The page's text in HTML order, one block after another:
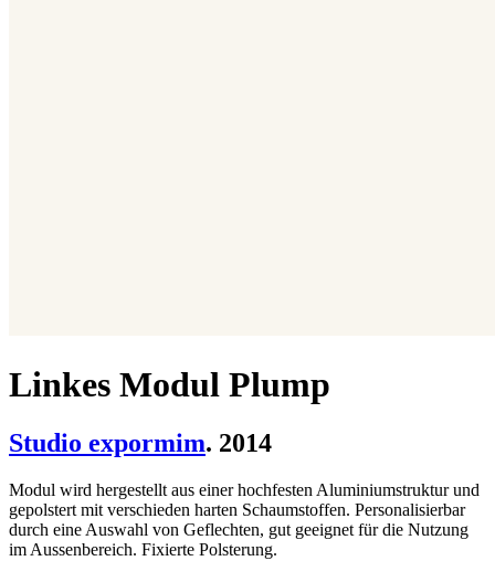
Linkes Modul Plump
Studio expormim. 2014
Modul wird hergestellt aus einer hochfesten Aluminiumstruktur und
gepolstert mit verschieden harten Schaumstoffen. Personalisierbar
durch eine Auswahl von Geflechten, gut geeignet für die Nutzung
im Aussenbereich. Fixierte Polsterung.